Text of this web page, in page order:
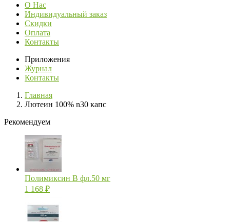
О Нас
Индивидуальный заказ
Скидки
Оплата
Контакты
Приложения
Журнал
Контакты
Главная
Лютеин 100% n30 капс
Рекомендуем
Полимиксин В фл.50 мг
1 168 ₽